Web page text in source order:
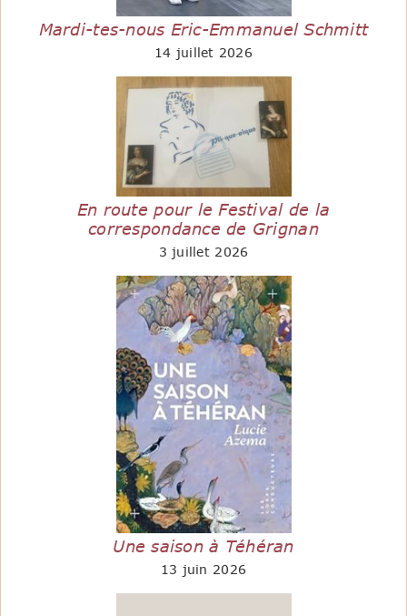
Mardi-tes-nous Eric-Emmanuel Schmitt
14 juillet 2026
En route pour le Festival de la
correspondance de Grignan
3 juillet 2026
Une saison à Téhéran
13 juin 2026